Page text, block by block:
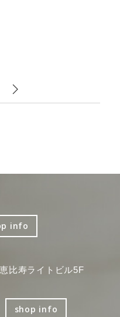
info
比寿ライトビル5F
shop info